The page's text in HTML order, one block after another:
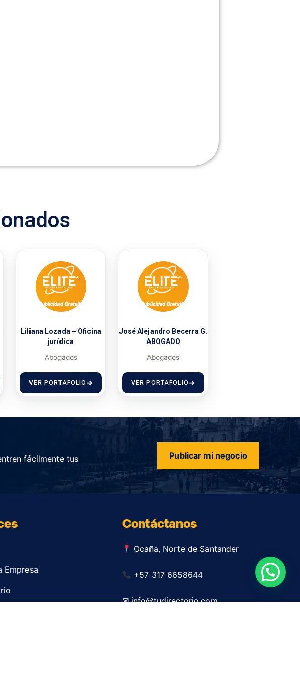
Liliana Lozada – Oficina
jurídica
Abogados
VER PORTAFOLIO
José Alejandro Becerra G.
ABOGADO
Abogados
VER PORTAFOLIO
fácilmente tus
Publicar mi negocio
Empresa
Contáctanos
Ocaña, Norte de Santander
+57 317 6658644
✉ info@tudirectorio.com